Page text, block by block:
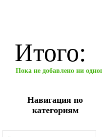
Итого:
Пока не добавлено ни
Навигация по
категориям